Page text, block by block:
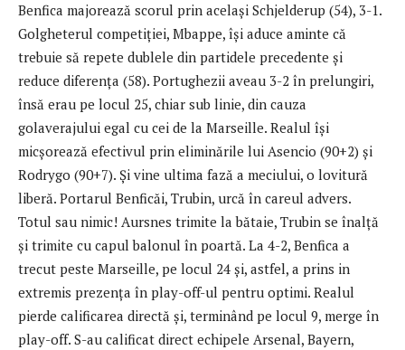
Benfica majorează scorul prin același Schjelderup (54), 3-1.
Golgheterul competiției, Mbappe, își aduce aminte că
trebuie să repete dublele din partidele precedente și
reduce diferența (58). Portughezii aveau 3-2 în prelungiri,
însă erau pe locul 25, chiar sub linie, din cauza
golaverajului egal cu cei de la Marseille. Realul își
micșorează efectivul prin eliminările lui Asencio (90+2) și
Rodrygo (90+7). Și vine ultima fază a meciului, o lovitură
liberă. Portarul Benficăi, Trubin, urcă în careul advers.
Totul sau nimic! Aursnes trimite la bătaie, Trubin se înalță
și trimite cu capul balonul în poartă. La 4-2, Benfica a
trecut peste Marseille, pe locul 24 și, astfel, a prins in
extremis prezența în play-off-ul pentru optimi. Realul
pierde calificarea directă și, terminând pe locul 9, merge în
play-off. S-au calificat direct echipele Arsenal, Bayern,